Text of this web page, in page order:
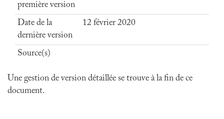
première version
Date de la
dernière version
12 février 2020
Source(s)
Une gestion de version détaillée se trouve à la fin de ce
document.